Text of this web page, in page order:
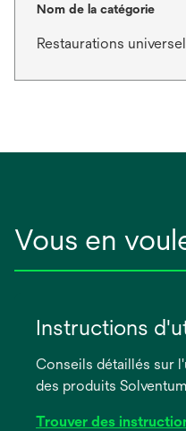
Nom de la catégorie
Restaurations
Vous en
Instructions
Conseils détaillés sur
des produits
Trouver des